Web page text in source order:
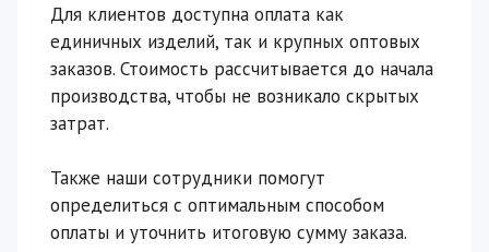
Для клиентов доступна оплата как
единичных изделий, так и крупных оптовых
заказов. Стоимость рассчитывается до начала
производства, чтобы не возникало скрытых
затрат.
Также наши сотрудники помогут
определиться с оптимальным способом
оплаты и уточнить итоговую сумму заказа.